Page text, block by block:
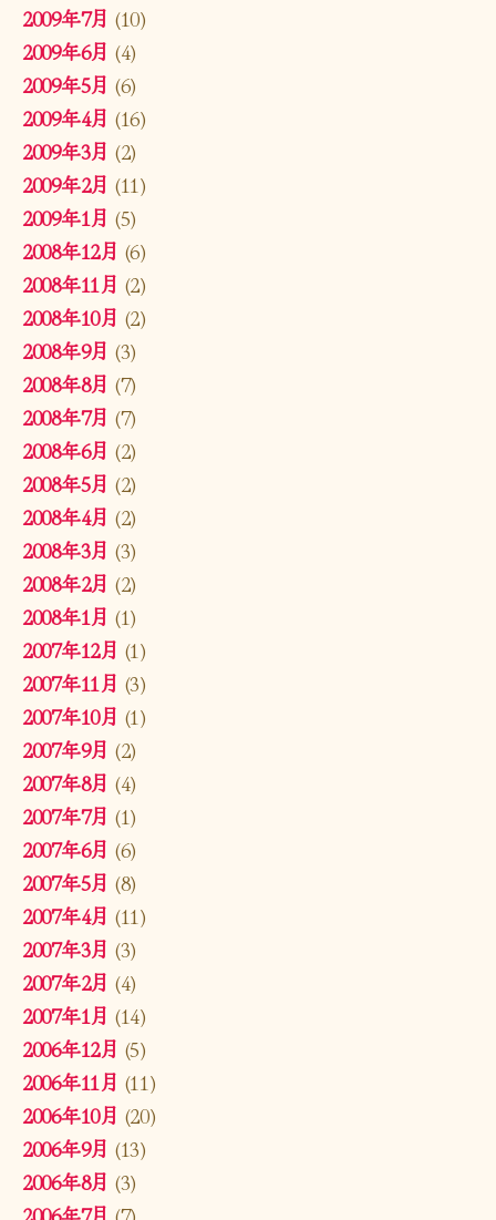
2009年7月 (10)
2009年6月 (4)
2009年5月 (6)
2009年4月 (16)
2009年3月 (2)
2009年2月 (11)
2009年1月 (5)
2008年12月 (6)
2008年11月 (2)
2008年10月 (2)
2008年9月 (3)
2008年8月 (7)
2008年7月 (7)
2008年6月 (2)
2008年5月 (2)
2008年4月 (2)
2008年3月 (3)
2008年2月 (2)
2008年1月 (1)
2007年12月 (1)
2007年11月 (3)
2007年10月 (1)
2007年9月 (2)
2007年8月 (4)
2007年7月 (1)
2007年6月 (6)
2007年5月 (8)
2007年4月 (11)
2007年3月 (3)
2007年2月 (4)
2007年1月 (14)
2006年12月 (5)
2006年11月 (11)
2006年10月 (20)
2006年9月 (13)
2006年8月 (3)
2006年7月 (7)